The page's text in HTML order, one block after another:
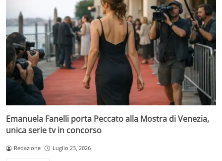
Emanuela Fanelli porta Peccato alla Mostra di Venezia,
unica serie tv in concorso
Redazione Luglio 23, 2026